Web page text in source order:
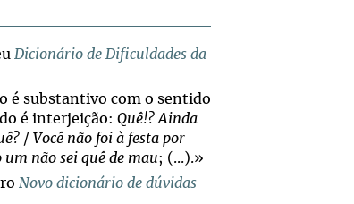
Dicionário de Dificuldades da
é substantivo com o sentido
é interjeição: Quê!? Ainda
/ Você não foi à festa por
um não sei quê de mau; (...).»
Novo dicionário de dúvidas